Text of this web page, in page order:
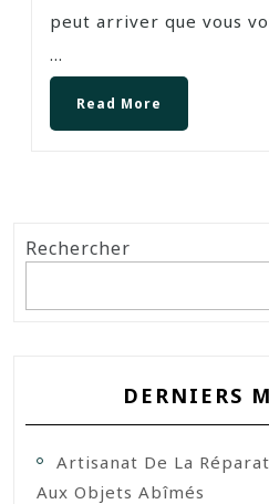
peut arriver que vous
...
Read More
Rechercher
DERNIERS
Artisanat De La
Aux Objets Abîmés